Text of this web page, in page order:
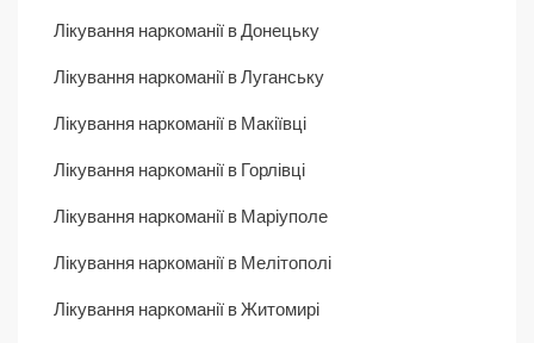
Лікування наркоманії в Донецьку
Лікування наркоманії в Луганську
Лікування наркоманії в Макіївці
Лікування наркоманії в Горлівці
Лікування наркоманії в Маріуполе
Лікування наркоманії в Мелітополі
Лікування наркоманії в Житомирі